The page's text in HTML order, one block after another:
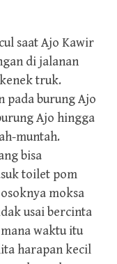
saat Ajo Kawir
di jalanan
truk.
pada burung Ajo
Ajo hingga
muntah.
bisa
toilet pom
moksa
usai bercinta
waktu itu
harapan kecil